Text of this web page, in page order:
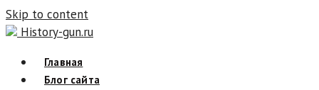
Skip to content
History-gun.ru
Главная
Блог сайта